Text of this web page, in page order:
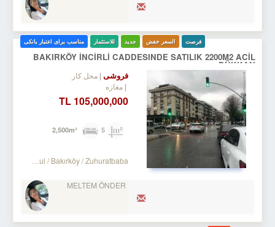
فرصت السعر خفض جدید للاستثمار مناسب برای اعتبار بانکی
BAKIRKÖY İNCİRLİ CADDESINDE SATILIK 2200M2 ACİL
DÜKKAN
فروشی محل کار
مغازه
105,000,000 TL
5
Turkey Istanbul / Bakırköy / Zuhuratbaba
MELTEM ÖNDER